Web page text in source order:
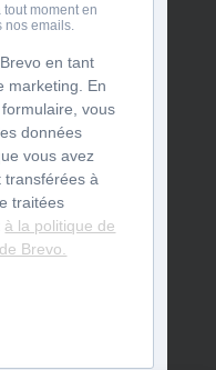
moment en
nos emails.
en tant
marketing. En
vous
données
vous avez
transférées à
traitées
à la politique de
Brevo.